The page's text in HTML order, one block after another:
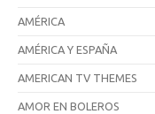
AMÉRICA
AMÉRICA Y ESPAÑA
AMERICAN TV THEMES
AMOR EN BOLEROS